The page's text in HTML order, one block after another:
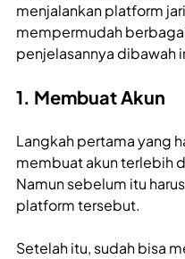
menjalankan platform
mempermudah
penjelasannya dibawah
1. Membuat Akun
Langkah pertama yang
membuat akun terlebih
Namun sebelum itu
platform tersebut.
Setelah itu, sudah bisa